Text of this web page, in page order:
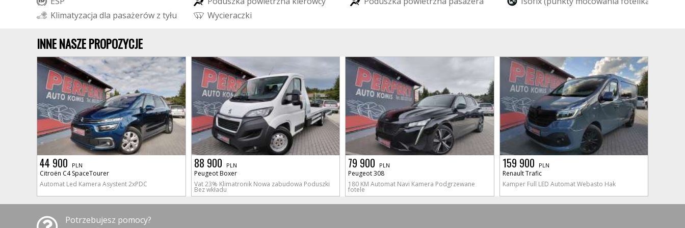
Klimatyzacja dla pasażerów z tyłu Wycieraczki
INNE NASZE PROPOZYCJE
44 900 PLN
Citroën C4 SpaceTourer
Automat Led Kamera Asystent 2xPDC
88 900 PLN
Peugeot Boxer
Vat 23% Klimatronik Nowa zabudowa Poduszki
Bez wkładu
79 900 PLN
Peugeot 308
180 KM Automat Navi Kamera Podgrzewane
fotele
159 900 PLN
Renault Trafic
Kamper Full LED Automat Webasto Hak
Potrzebujesz pomocy?